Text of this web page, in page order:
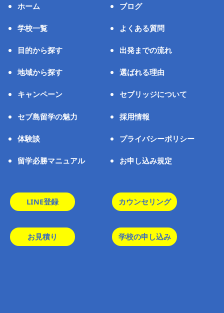
ホーム
学校一覧
目的から探す
地域から探す
キャンペーン
セブ島留学の魅力
体験談
留学必勝マニュアル
ブログ
よくある質問
出発までの流れ
選ばれる理由
セブリッジについて
採用情報
プライバシーポリシー
お申し込み規定
LINE登録 カウンセリング
お見積り 学校の申し込み